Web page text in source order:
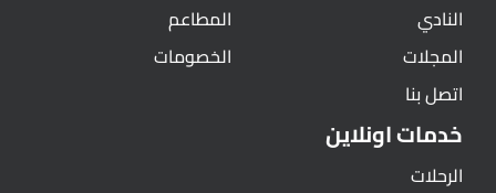
النادي
المجلات
اتصل بنا
المطاعم
الخصومات
خدمات اونلاين
الرحلات